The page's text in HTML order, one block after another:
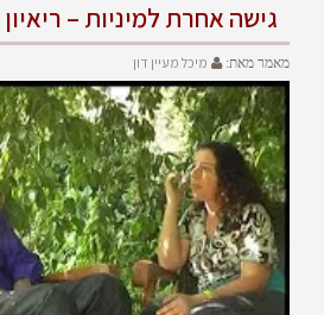
גישה אחרת למיניות – ריאיון
מאמר מאת: מיכל מעיין דון